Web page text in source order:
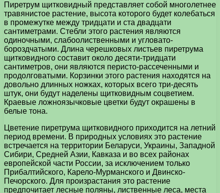
Пиретрум щитковидный представляет собой многолетнее
травянистое растение, высота которого будет колебаться
в промежутке между тридцати и ста двадцати
сантиметрами. Стебли этого растения являются
одиночными, слабоолиственными и угловато-
бороздчатыми. Длина черешковых листьев пиретрума
щитковидного составит около десяти-тридцати
сантиметров, они являются перисто-рассеченными и
продолговатыми. Корзинки этого растения находятся на
довольно длинных ножках, которых всего три-десять
штук, они будут наделены щитковидным соцветием.
Краевые ложноязычковые цветки будут окрашены в
белые тона.
Цветение пиретрума щитковидного приходится на летний
период времени. В природных условиях это растение
встречается на территории Беларуси, Украины, Западной
Сибири, Средней Азии, Кавказа и во всех районах
европейской части России, за исключением только
Прибалтийского, Карело-Мурманского и Двинско-
Печорского. Для произрастания это растение
предпочитает лесные поляны, лиственные леса, места